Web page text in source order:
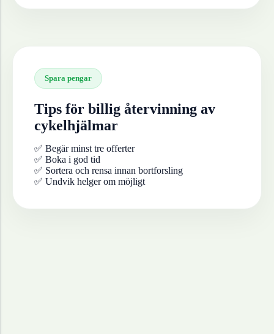
Spara pengar
Tips för billig återvinning av
cykelhjälmar
✅ Begär minst tre offerter
✅ Boka i god tid
✅ Sortera och rensa innan bortforsling
✅ Undvik helger om möjligt